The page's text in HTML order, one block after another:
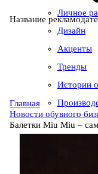
Личное
Дизайн
Акценты
Тренды
Истории
Название
Главная
Новости обувного
Балетки Miu Miu –